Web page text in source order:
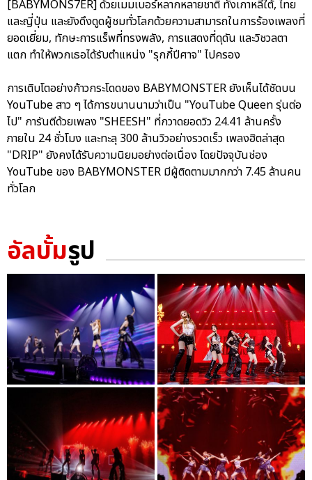
[BABYMONS7ER] ด้วยเมมเบอร์หลากหลายชาติ ทั้งเกาหลีใต้, ไทย
และญี่ปุ่น และยังดึงดูดผู้ชมทั่วโลกด้วยความสามารถในการร้องเพลงที่
ยอดเยี่ยม, ทักษะการแร็พที่ทรงพลัง, การแสดงที่ดุดัน และวิชวลตา
แตก ทำให้พวกเธอได้รับตำแหน่ง "รุกกี้ปีศาจ" ไปครอง
การเติบโตอย่างก้าวกระโดดของ BABYMONSTER ยังเห็นได้ชัดบน
YouTube สาว ๆ ได้การขนานนามว่าเป็น "YouTube Queen รุ่นต่อ
ไป" การันตีด้วยเพลง "SHEESH" ที่กวาดยอดวิว 24.41 ล้านครั้ง
ภายใน 24 ชั่วโมง และทะลุ 300 ล้านวิวอย่างรวดเร็ว เพลงฮิตล่าสุด
"DRIP" ยังคงได้รับความนิยมอย่างต่อเนื่อง โดยปัจจุบันช่อง
YouTube ของ BABYMONSTER มีผู้ติดตามมากกว่า 7.45 ล้านคน
ทั่วโลก
อัลบั้มรูป